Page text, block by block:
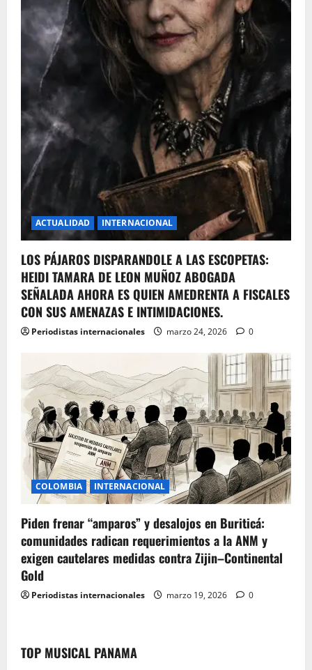
ACTUALIDAD INTERNACIONAL
LOS PÁJAROS DISPARANDOLE A LAS ESCOPETAS:
HEIDI TAMARA DE LEON MUÑOZ ABOGADA
SEÑALADA AHORA ES QUIEN AMEDRENTA A FISCALES
CON SUS AMENAZAS E INTIMIDACIONES.
Periodistas internacionales marzo 24, 2026 0
COLOMBIA INTERNACIONAL
Piden frenar “amparos” y desalojos en Buriticá:
comunidades radican requerimientos a la ANM y
exigen cautelares medidas contra Zijin–Continental
Gold
Periodistas internacionales marzo 19, 2026 0
TOP MUSICAL PANAMA